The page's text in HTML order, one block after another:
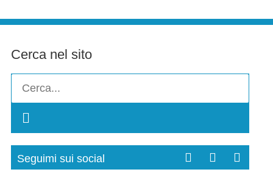
Cerca nel sito
Seguimi sui social